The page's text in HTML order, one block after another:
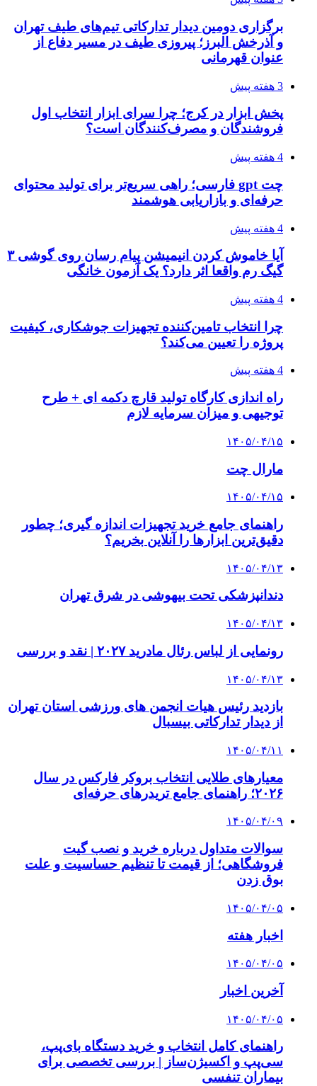
برگزاری دومین دیدار تدارکاتی تیم‌های طیف تهران
و آذرخش البرز؛ پیروزی طیف در مسیر دفاع از
عنوان قهرمانی
3 هفته پیش
پخش ابزار در کرج؛ چرا سرای ابزار انتخاب اول
فروشندگان و مصرف‌کنندگان است؟
4 هفته پیش
چت gpt فارسی؛ راهی سریع‌تر برای تولید محتوای
حرفه‌ای و بازاریابی هوشمند
4 هفته پیش
آیا خاموش کردن انیمیشن پیام رسان روی گوشی ۳
گیگ رم واقعا اثر دارد؟ یک آزمون خانگی
4 هفته پیش
چرا انتخاب تامین‌کننده تجهیزات جوشکاری، کیفیت
پروژه را تعیین می‌کند؟
4 هفته پیش
راه اندازی کارگاه تولید قارچ دکمه ای + طرح
توجیهی و میزان سرمایه لازم
۱۴۰۵/۰۴/۱۵
مارال چت
۱۴۰۵/۰۴/۱۵
راهنمای جامع خرید تجهیزات اندازه گیری؛ چطور
دقیق‌ترین ابزارها را آنلاین بخریم؟
۱۴۰۵/۰۴/۱۳
دندانپزشکی تحت بیهوشی در شرق تهران
۱۴۰۵/۰۴/۱۳
رونمایی از لباس رئال مادرید ۲۰۲۷ | نقد و بررسی
۱۴۰۵/۰۴/۱۳
بازدید رئیس هیات انجمن های ورزشی استان تهران
از دیدار تدارکاتی بیسبال
۱۴۰۵/۰۴/۱۱
معیارهای طلایی انتخاب بروکر فارکس در سال
۲۰۲۶؛ راهنمای جامع تریدرهای حرفه‌ای
۱۴۰۵/۰۴/۰۹
سوالات متداول درباره خرید و نصب گیت
فروشگاهی؛ از قیمت تا تنظیم حساسیت و علت
بوق زدن
۱۴۰۵/۰۴/۰۵
اخبار هفته
۱۴۰۵/۰۴/۰۵
آخرین اخبار
۱۴۰۵/۰۴/۰۵
راهنمای کامل انتخاب و خرید دستگاه بای‌پپ،
سی‌پپ و اکسیژن‌ساز | بررسی تخصصی برای
بیماران تنفسی